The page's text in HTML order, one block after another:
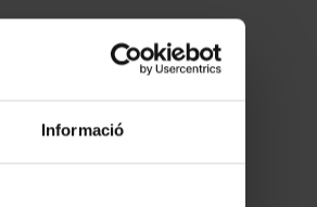
Informació